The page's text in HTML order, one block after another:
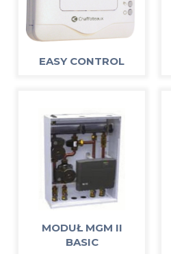
EASY CONTROL
MODUŁ MGM II
BASIC